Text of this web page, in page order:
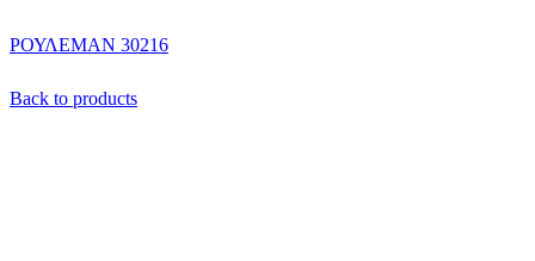
ΡΟΥΛΕΜΑΝ 30216
Back to products